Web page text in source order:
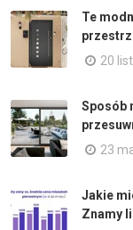
Te
20
Sposób
23
Jakie
Znamy